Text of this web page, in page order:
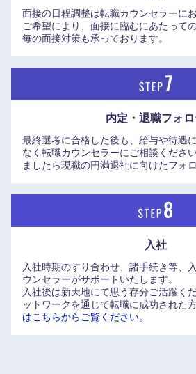
面接の日程調整は転職カウンセラーに
ご希望により、面接に臨むにあたって
毎の面接対策も承っております。
内定・退職フォ
最終選考に合格した後も、給与や待遇
なく転職カウンセラーにご相談くださ
ましたら現職の円満退社に向けたフォ
入社
入社時期のすり合わせ、諸手続き等、
ウンセラーがサポートいたします。
入社後は新天地にて思う存分ご活躍くだ
ットワークを通じて転職に成功された
はこちらからご覧ください。
福岡県 佐
長崎県